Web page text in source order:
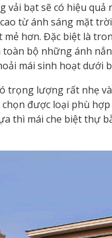
vải bạt sẽ có hiệu quả
từ ánh sáng mặt
hơn. Đặc biệt là
toàn bộ những ánh
mái sinh hoạt dưới
trọng lượng rất nhẹ
được loại phù
thì mái che biệt thự